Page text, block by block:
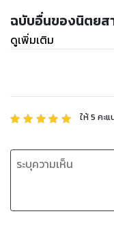
ฉบับอื่นของนิตยส
ดูเพิ่มเติม
ให้5 คะแ